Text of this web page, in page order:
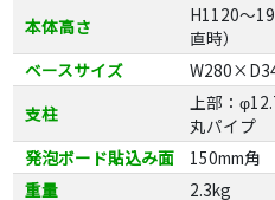
本体高さ
H1120～
直時）
ベースサイズ
支柱
上部：
丸パイプ
発泡ボード貼込み面
150mm角
重量
2.3kg